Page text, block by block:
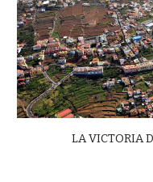
LA VICTORIA